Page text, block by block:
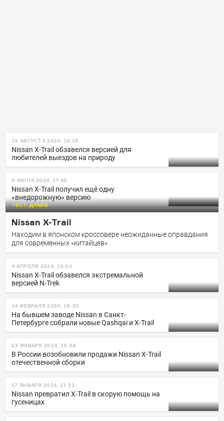
19 АВГУСТА 2024, 18:15
Nissan X-Trail обзавелся версией для
любителей выездов на природу
9 ИЮЛЯ 2024, 17:45
Nissan X-Trail получил ещё одну
«внедорожную» версию
ТЕСТ-ДРАЙВ
Nissan X-Trail
Находим в японском кроссовере неожиданные оправдания
для современных «китайцев»
4 АПРЕЛЯ 2024, 10:00
Nissan X-Trail обзавелся экстремальной
версией N-Trek
14 ФЕВРАЛЯ 2024, 18:30
На бывшем заводе Nissan в Санкт-
Петербурге собрали новые Qashqai и X-Trail
23 ЯНВАРЯ 2024, 16:58
В России возобновили продажи Nissan X-Trail
отечественной сборки
17 ЯНВАРЯ 2024, 11:51
Nissan превратил X-Trail в скорую помощь на
гусеницах